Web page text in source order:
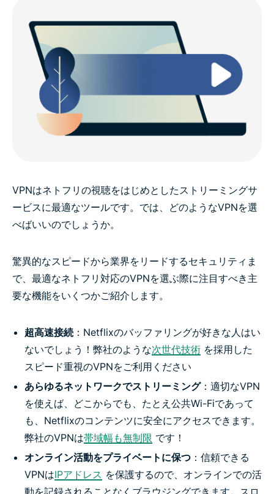
VPNはネトフリの視聴をはじめとしたストリーミングサ
ービスに最適なツールです。では、どのようなVPNを選
べばいいのでしょうか。
驚異的なスピードから業界をリードするセキュリティま
で、最適なネトフリ対応のVPNを選ぶ際に注目すべき主
要な機能をいくつかご紹介します。
超高速接続 ：Netflixのバッファリングが好きな人はい
ないでしょう！弊社のような次世代技術 を採用した
スピード重視のVPNをご利用ください
あらゆるネットワークでストリーミング：適切なVPN
を使えば、どこからでも、たとえ公共Wi-Fiであって
も、Netflixのコンテンツに安全にアクセスできます。
弊社のVPNは帯域幅も無制限 です！
オンライン活動をプライベートに保つ ：信頼できる
VPNはIPアドレス を保護するので、オンラインでの活
動を記録されることなくブラウジングできます。スロ